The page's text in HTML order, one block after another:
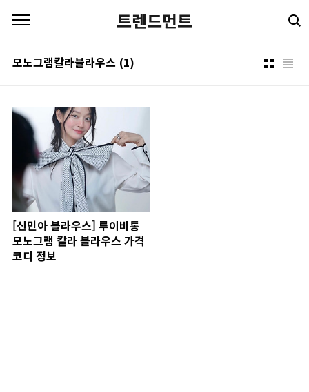
트렌드먼트
모노그램칼라블라우스 (1)
[신민아 블라우스] 루이비통
모노그램 칼라 블라우스 가격
코디 정보